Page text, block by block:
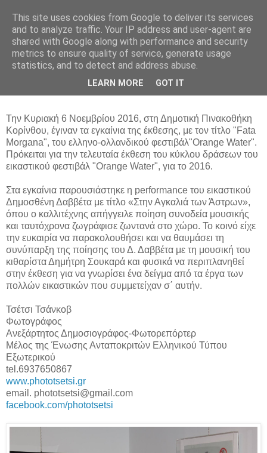
Parakato.gr
ΤΟ "ORANGE WATER" ΣΤΗ
ΔΗΜΟΤΙΚΗ ΠΙΝΑΚΟΘΗΚΗ ΚΟΡΙΝΘΟΥ
Την Κυριακή 6 Νοεμβρίου 2016, στη Δημοτική Πινακοθήκη
Κορίνθου, έγιναν τα εγκαίνια της έκθεσης, με τον τίτλο "Fata
Morgana", του ελληνο-ολλανδικού φεστιβάλ"Orange Water".
Πρόκειται για την τελευταία έκθεση του κύκλου δράσεων του
εικαστικού φεστιβάλ "Orange Water", για το 2016.
Στα εγκαίνια παρουσιάστηκε η performance του εικαστικού
Δημοσθένη Δαββέτα με τίτλο «Στην Αγκαλιά των Άστρων»,
όπου ο καλλιτέχνης απήγγειλε ποίηση συνοδεία μουσικής
και ταυτόχρονα ζωγράφισε ζωντανά στο χώρο. Το κοινό είχε
την ευκαιρία να παρακολουθήσει και να θαυμάσει τη
συνύπαρξη της ποίησης του Δ. Δαββέτα με τη μουσική του
κιθαρίστα Δημήτρη Σουκαρά και φυσικά να περιπλανηθεί
στην έκθεση για να γνωρίσει ένα δείγμα από τα έργα των
πολλών εικαστικών που συμμετείχαν σ΄ αυτήν.
Τσέτσι Τσάνκοβ
Φωτογράφος
Ανεξάρτητος Δημοσιογράφος-Φωτορεπόρτερ
Μέλος της Ένωσης Ανταποκριτών Ελληνικού Τύπου
Εξωτερικού
tel.6937650867
www.phototsetsi.gr
email. phototsetsi@gmail.com
facebook.com/phototsetsi
This site uses cookies from Google to deliver its services
and to analyze traffic. Your IP address and user-agent are
shared with Google along with performance and security
metrics to ensure quality of service, generate usage
statistics, and to detect and address abuse.
LEARN MORE GOT IT